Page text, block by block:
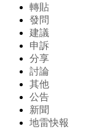
轉貼
發問
建議
申訴
分享
討論
其他
公告
新聞
地雷快報